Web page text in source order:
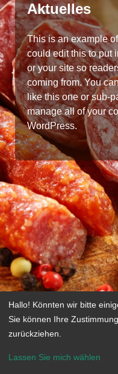
Aktuelles
This is an example
could edit this to put
or your site so
coming from. You
like this one or sub-
manage all of your
WordPress.
Hallo! Könnten wir bitte
Sie können Ihre
zurückziehen.
Lassen Sie mich wählen